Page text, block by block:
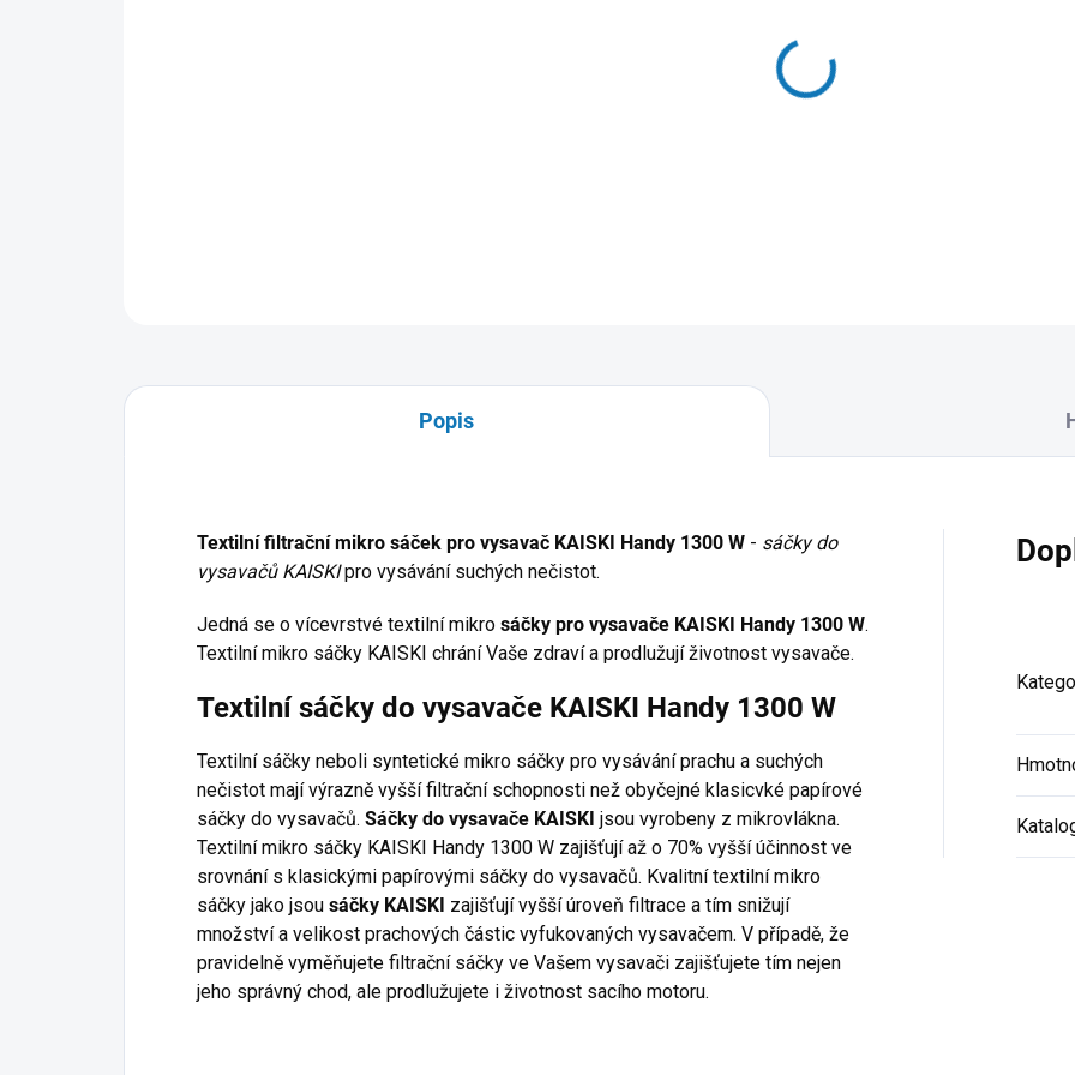
Popis
Textilní filtrační mikro sáček pro vysavač KAISKI Handy 1300 W - sáčky do
vysavačů KAISKIpro vysávání suchých nečistot.
Jedná se o vícevrstvé textilní mikro sáčky pro vysavače KAISKI Handy 1300 W.
Textilní mikro sáčky KAISKI chrání Vaše zdraví a prodlužují životnost vysavače.
Textilní sáčky do vysavače KAISKI Handy 1300 W
Textilní sáčky neboli syntetické mikro sáčky pro vysávání prachu a suchých
nečistot mají výrazně vyšší filtrační schopnosti než obyčejné klasicvké papírové
sáčky do vysavačů. Sáčky do vysavače KAISKI jsou vyrobeny z mikrovlákna.
Textilní mikro sáčky KAISKI Handy 1300 W zajišťují až o 70% vyšší účinnost ve
srovnání s klasickými papírovými sáčky do vysavačů. Kvalitní textilní mikro
sáčky jako jsou sáčky KAISKI zajišťují vyšší úroveň filtrace a tím snižují
množství a velikost prachových částic vyfukovaných vysavačem. V případě, že
pravidelně vyměňujete filtrační sáčky ve Vašem vysavači zajišťujete tím nejen
jeho správný chod, ale prodlužujete i životnost sacího motoru.